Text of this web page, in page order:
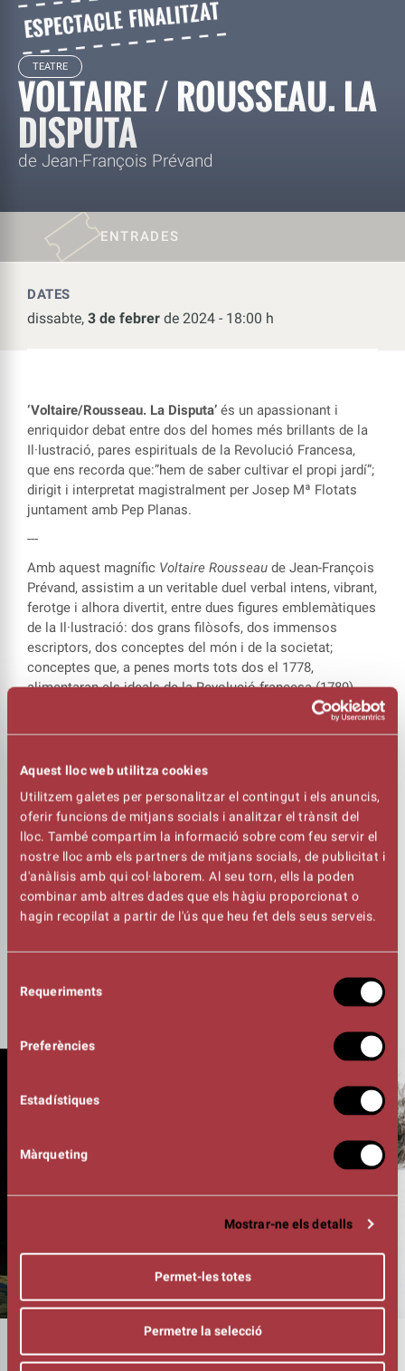
Aquest lloc web utilitza cookies
Utilitzem galetes per personalitzar el contingut i els anuncis,
oferir funcions de mitjans socials i analitzar el trànsit del
lloc. També compartim la informació sobre com feu servir el
nostre lloc amb els partners de mitjans socials, de publicitat i
d'anàlisis amb qui col·laborem. Al seu torn, ells la poden
combinar amb altres dades que els hàgiu proporcionat o
hagin recopilat a partir de l'ús que heu fet dels seus serveis.
Requeriments
Preferències
Estadístiques
Màrqueting
Mostrar-ne els detalls
Permet-les totes
Permetre la selecció
TEATRE
VOLTAIRE / ROUSSEAU. LA
DISPUTA
de Jean-François Prévand
ENTRADES
DATES
dissabte, 3 de febrer de 2024 - 18:00 h
‘Voltaire/Rousseau. La Disputa’ és un apassionant i
enriquidor debat entre dos del homes més brillants de la
Il·lustració, pares espirituals de la Revolució Francesa,
que ens recorda que:”hem de saber cultivar el propi jardí”;
dirigit i interpretat magistralment per Josep Mª Flotats
juntament amb Pep Planas.
---
Amb aquest magnífic Voltaire Rousseau de Jean-François
Prévand, assistim a un veritable duel verbal intens, vibrant,
ferotge i alhora divertit, entre dues figures emblemàtiques
de la Il·lustració: dos grans filòsofs, dos immensos
escriptors, dos conceptes del món i de la societat;
conceptes que, a penes morts tots dos el 1778,
alimentaran els ideals de la Revolució francesa (1789).
Dues concepcions del món i de la societat molt
oposades; Prévand ens posa al davant de dues facultats:
de no deixar a l'aire cap element essencial, ens parla de la
creença en Déu, l'educació, la propietat, la cultura, el
teatre, les arts, la tolerància, la llibertat, la república i la
igualtat. Els espectadors hi trobaran un
coneixement precís, no tan sols de les dues
personalitats, sinó de les preocupacions socials i
intel·lectuals del Segle de les Llums, que malgrat els anys
que ens en separen, estan ben poc allunyades de les
MARIA FLOTATS I PEP PLANAS
01:30h